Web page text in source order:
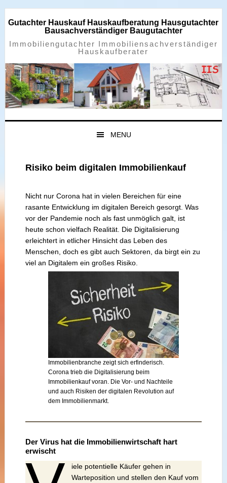
springen
springen
springen
springen
Gutachter Hauskauf Hauskaufberatung Hausgutachter
Bausachverständiger Baugutachter
Immobiliengutachter Immobiliensachverständiger
Hauskaufberater
MENU
Risiko beim digitalen Immobilienkauf
Nicht nur Corona hat in vielen Bereichen für eine
rasante Entwicklung im digitalen Bereich gesorgt. Was
vor der Pandemie noch als fast unmöglich galt, ist
heute schon vielfach Realität. Die Digitalisierung
erleichtert in etlicher Hinsicht das Leben des
Menschen, doch es gibt auch Sektoren, da birgt ein zu
viel an Digitalem ein großes Risiko.
Immobilienbranche zeigt sich erfinderisch.
Corona trieb die Digitalisierung beim
Immobilienkauf voran. Die Vor- und Nachteile
und auch Risiken der digitalen Revolution auf
dem Immobilienmarkt.
Der Virus hat die Immobilienwirtschaft hart
erwischt
iele potentielle Käufer gehen in
Warteposition und stellen den Kauf vom